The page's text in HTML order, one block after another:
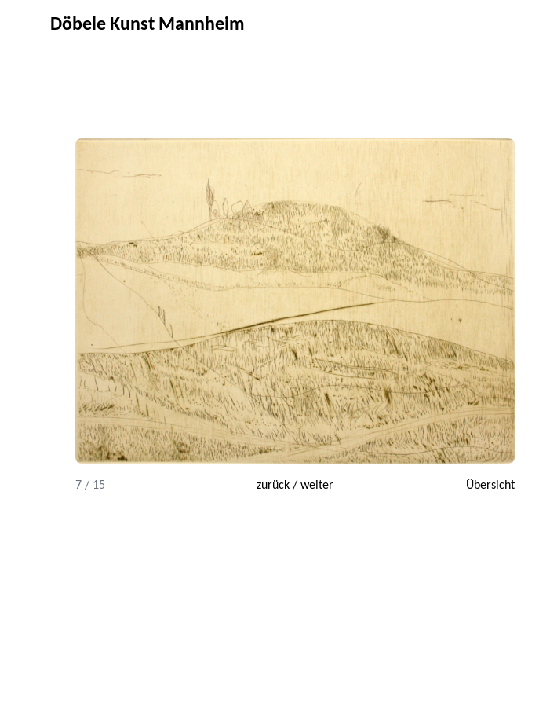
Döbele Kunst Mannheim
7 / 15 zurück/ weiter Übersicht